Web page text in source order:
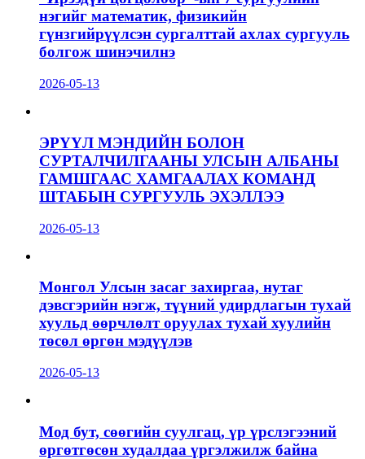
нэгийг математик, физикийн
гүнзгийрүүлсэн сургалттай ахлах сургууль
болгож шинэчилнэ
2026-05-13
ЭРҮҮЛ МЭНДИЙН БОЛОН
СУРТАЛЧИЛГААНЫ УЛСЫН АЛБАНЫ
ГАМШГААС ХАМГААЛАХ КОМАНД
ШТАБЫН СУРГУУЛЬ ЭХЭЛЛЭЭ
2026-05-13
Монгол Улсын засаг захиргаа, нутаг
дэвсгэрийн нэгж, түүний удирдлагын тухай
хуульд өөрчлөлт оруулах тухай хуулийн
төсөл өргөн мэдүүлэв
2026-05-13
Мод бут, сөөгийн суулгац, үр үрслэгээний
өргөтгөсөн худалдаа үргэлжилж байна